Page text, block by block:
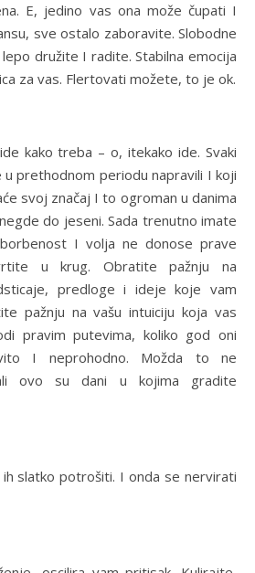
E, jedino vas ona može čupati I
sve ostalo zaboravite. Slobodne
družite I radite. Stabilna emocija
za vas. Flertovati možete, to je ok.
kako treba – o, itekako ide. Svaki
prethodnom periodu napravili I koji
svoj značaj I to ogroman u danima
do jeseni. Sada trenutno imate
I volja ne donose prave
u krug. Obratite pažnju na
predloge i ideje koje vam
pažnju na vašu intuiciju koja vas
pravim putevima, koliko god oni
I neprohodno. Možda to ne
ovo su dani u kojima gradite
slatko potrošiti. I onda se nervirati